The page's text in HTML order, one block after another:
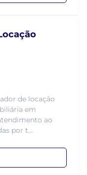
de locação
em
ao
por t...